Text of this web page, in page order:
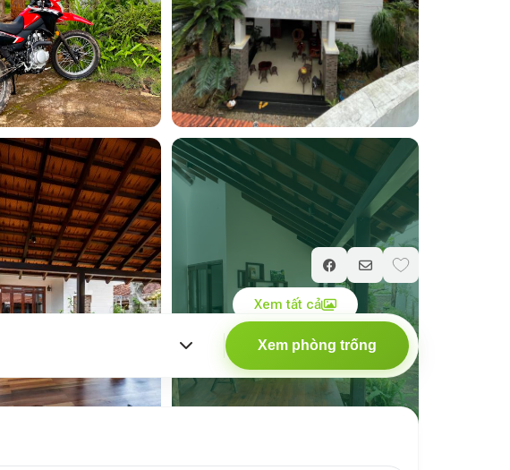
Xem tất cả
Giá chỉ từ
300.000 ₫/ đêm
Xem phòng trống